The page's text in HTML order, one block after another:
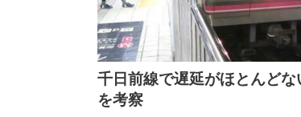
千日前線で遅延がほとんど
を考察